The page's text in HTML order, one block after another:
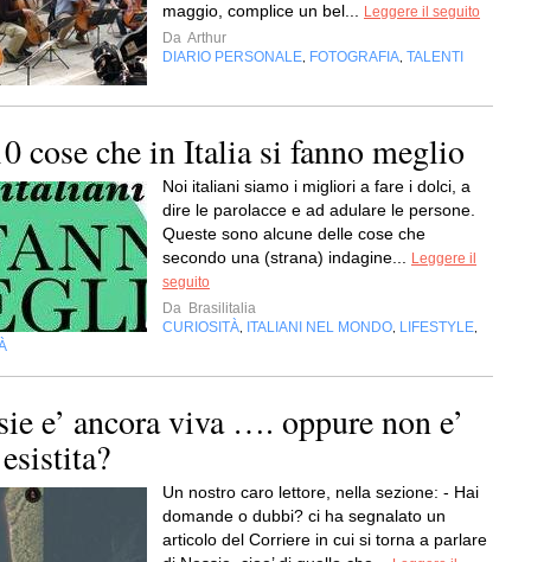
maggio, complice un bel...
Leggere il seguito
Da Arthur
DIARIO PERSONALE FOTOGRAFIA TALENTI
cose che in Italia si fanno meglio
Noi italiani siamo i migliori a fare i dolci, a
dire le parolacce e ad adulare le persone.
Queste sono alcune delle cose che
secondo una (strana) indagine...
Leggere il
seguito
Da Brasilitalia
CURIOSITÀ
ITALIANI NEL MONDO LIFESTYLE
e’ ancora viva …. oppure non e’
Un nostro caro lettore, nella sezione: - Hai
domande o dubbi? ci ha segnalato un
articolo del Corriere in cui si torna a parlare